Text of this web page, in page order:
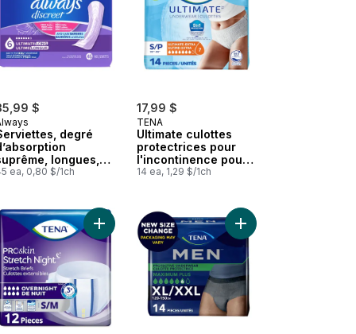
$
degré
longues,
serviettes
ea, 0,80 $/1ch
17,99 $
TENA
Ultimate culottes
protectrices pour
l'incontinence pour
femme, Petite,
14 ea, 1,29 $/1ch
Super, Grand/Tres grand , 12 unités au panier
vêtement d’incontinence Fresh Protection pour femmes
Ajouter Proskin Culottes ajustables pour
Ajouter Men Les